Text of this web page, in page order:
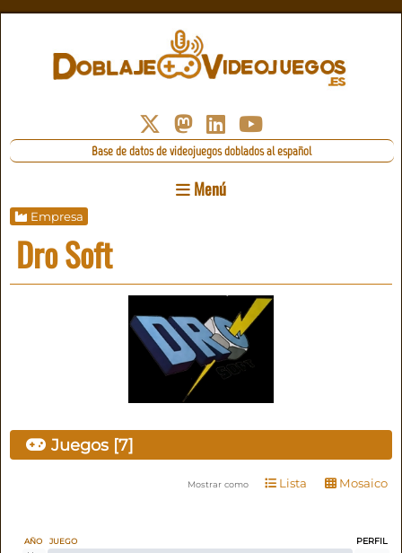
Base de datos de videojuegos doblados al español
Menú
Empresa
Dro Soft
Juegos [7]
Mostrar como Lista Mosaico
AÑO JUEGO PERFIL